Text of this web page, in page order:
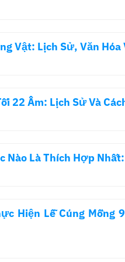
Vật: Lịch Sử, Văn Hóa
22 Âm: Lịch Sử Và
Nào Là Thích Hợp
Hiện Lễ Cúng Mồng